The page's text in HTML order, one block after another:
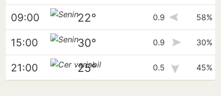
09:00 22° 0.9 58%
15:00 30° 0.9 30%
21:00 25° 0.5 45%